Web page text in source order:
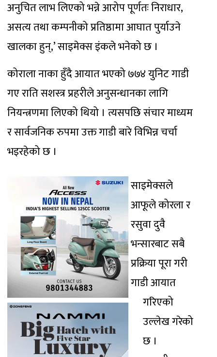
अनुचित लाभ लिएको भन्ने आरोप पूर्णतः निराधार,
असत्य तथा कम्पनीको प्रतिष्ठामा आघात पुर्याउने
खालका हुन्,’ साइमेक्स इंकले भनेको छ ।
कोराला नाका हुँदै आयात भएको ७७४ युनिट गाडी
गए राति सशस्त्र प्रहरीले अनुसन्धानका लागि
नियन्त्रणमा लिएको थियो । त्यसपछि संचार माध्यम
र सार्वजनिक रुपमा उक्त गाडी बारे विभिन्न चर्चा
भइरहेको छ ।
साइमेक्सले
आफूले कोरला र
रसुवा दुवै
भन्सारबाट सबै
प्रक्रिया पूरा गरी
गाडी आयात
गरिएको
उल्लेख गरेको
छ ।